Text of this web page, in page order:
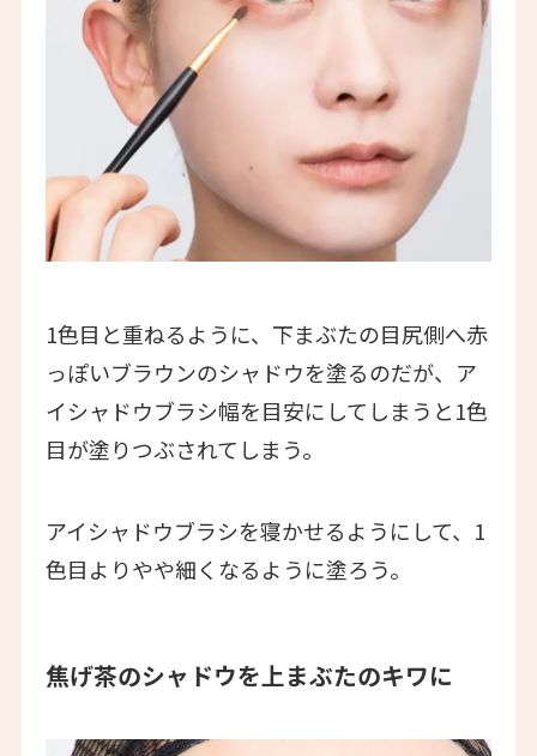
1色目と重ねるように、下まぶたの目尻側へ赤
っぽいブラウンのシャドウを塗るのだが、ア
イシャドウブラシ幅を目安にしてしまうと1色
目が塗りつぶされてしまう。
アイシャドウブラシを寝かせるようにして、1
色目よりやや細くなるように塗ろう。
焦げ茶のシャドウを上まぶたのキワに